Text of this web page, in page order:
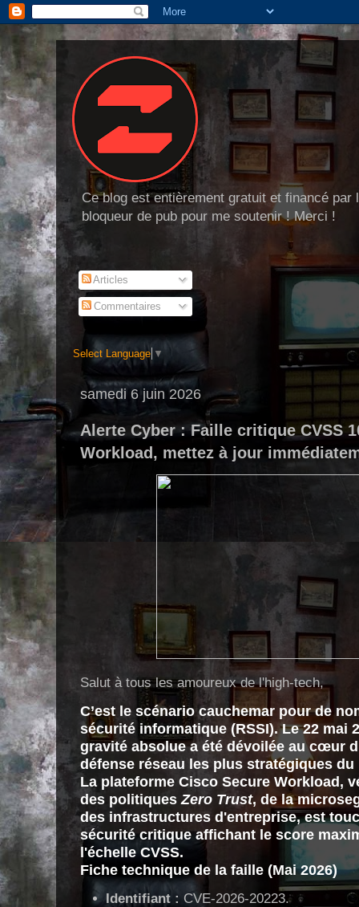
Ce blog est entièrement gratuit et financé
bloqueur de pub pour me soutenir ! Merci !
Articles
Commentaires
Select Language ▼
samedi 6 juin 2026
Alerte Cyber : Faille critique CVSS
Workload, mettez à jour
Salut à tous les amoureux de l'high-tech,
C’est le scénario cauchemar pour de
sécurité informatique (RSSI). Le22 mai
gravité absolue a été dévoilée au cœur
défense réseau les plus stratégiques du
La plateforme Cisco Secure Workload,
des politiquesZero Trust, de la
des infrastructures d'entreprise, est
sécurité critique affichant le score
l'échelle CVSS.
Fiche technique de la faille (Mai 2026)
Identifiant : CVE-2026-20223.